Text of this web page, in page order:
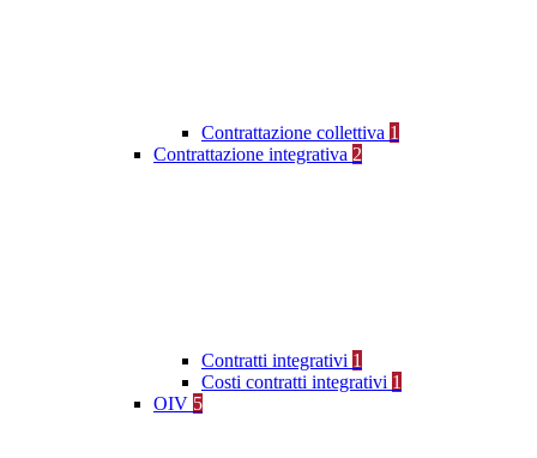
Contrattazione collettiva 1
Contrattazione integrativa 2
Contratti integrativi 1
Costi contratti integrativi 1
OIV 5